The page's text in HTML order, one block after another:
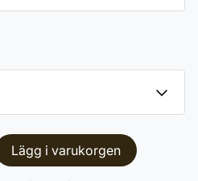
Lägg i varukorgen